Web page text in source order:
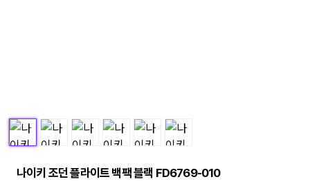
나이키 조던 플라이트 백팩 블랙 FD6769-010